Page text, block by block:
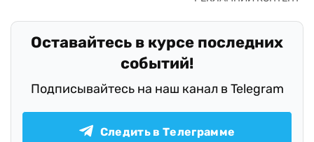
Оставайтесь в курсе последних
событий!
Подписывайтесь на наш канал в Telegram
Следить в Телеграмме